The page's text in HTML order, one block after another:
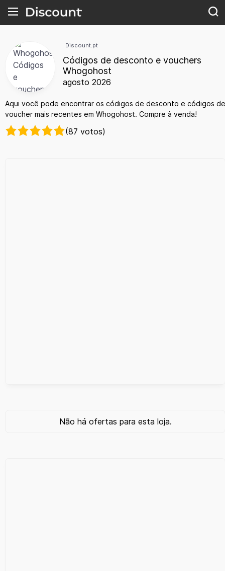
Discount.pt
Códigos de desconto e vouchers
Whogohost
agosto 2026
Aqui você pode encontrar os códigos de desconto e códigos de
voucher mais recentes em Whogohost. Compre à venda!
(87 votos)
Não há ofertas para esta loja.